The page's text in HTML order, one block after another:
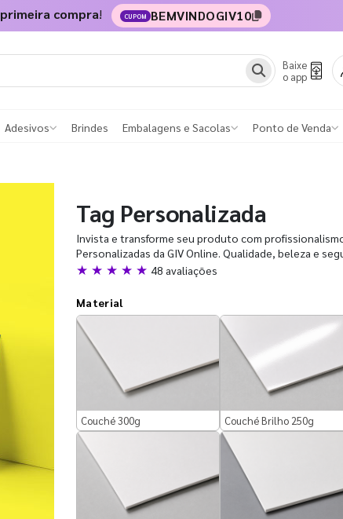
primeira compra! CUPOM BEMVINDOGIV10
Baixe
o app
Adesivos Brindes Embalagens e Sacolas Ponto de Venda
Tag Personalizada
Invista e transforme seu produto com
Personalizadas da GIV Online. Qualidade, beleza e
★ ★ ★ ★ ★ 48 avaliações
Material
Couché 300g Couché Brilho 250g